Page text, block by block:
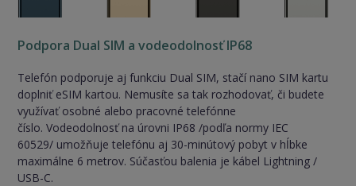
Podpora Dual SIM a vodeodolnosť IP68
Telefón podporuje aj funkciu Dual SIM, stačí nano SIM kartu
doplniť eSIM kartou. Nemusíte sa tak rozhodovať, či budete
využívať osobné alebo pracovné telefónne
číslo. Vodeodolnosť na úrovni IP68 /podľa normy IEC
60529/ umožňuje telefónu aj 30-minútový pobyt v hĺbke
maximálne 6 metrov. Súčasťou balenia je kábel Lightning /
USB-C.